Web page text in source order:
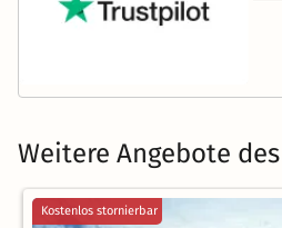
Weitere Angebote
Kostenlos stornierbar